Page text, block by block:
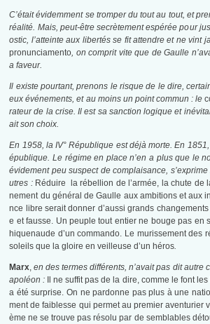
C’était évidemment se tromper du tout au tout, et
réalité. Mais, peut-être secrètement espérée pour
ostic, l’atteinte aux libertés se fit attendre et ne vint
pronunciamento, on comprit vite que de Gaulle
a faveur.
Il existe pourtant, prenons le risque de le dire,
eux événements, et au moins un point commun : le
rateur de la crise. Il est sa sanction logique et
ait son choix.
En 1958, la IV° République est déjà morte. En
épublique. Le régime en place n’en a plus que le
évidement peu suspect de complaisance,
utres : Réduire la rébellion de l’armée, la chute de
nement du général de Gaulle aux ambitions et aux
nce libre serait donner d’aussi grands
e et fausse. Un peuple tout entier ne bouge pas en
hiquenaude d’un commando. Le murissement des
soleils que la gloire en veilleuse d’un héros.
Marx, en des termes différents, n’avait pas dit autre
apoléon :
Il ne suffit pas de la dire, comme le font
a été surprise. On ne pardonne pas plus à une
ment de faiblesse qui permet au premier aventurier
ème ne se trouve pas résolu par de semblables